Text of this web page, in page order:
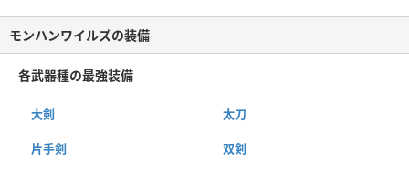
モンハンワイルズの装備
各武器種の最強装備
大剣 太刀
片手剣 双剣